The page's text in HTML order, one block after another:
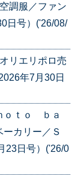
調服／ファン
日号）('26/08/
リエリポロ売
年7月30日
ｏｔｏ ｂａ
カリー／Ｓ
23日号）('26/0